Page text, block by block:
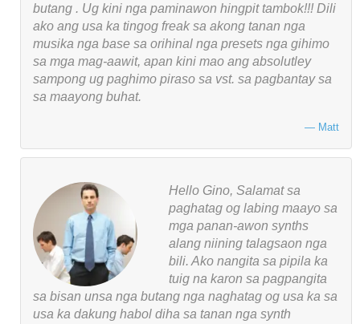
butang . Ug kini nga paminawon hingpit tambok!!! Dili
ako ang usa ka tingog freak sa akong tanan nga
musika nga base sa orihinal nga presets nga gihimo
sa mga mag-aawit, apan kini mao ang absolutley
sampong ug paghimo piraso sa vst. sa pagbantay sa
sa maayong buhat.
Matt
Hello Gino, Salamat sa
paghatag og labing maayo sa
mga panan-awon synths
alang niining talagsaon nga
bili. Ako nangita sa pipila ka
tuig na karon sa pagpangita
sa bisan unsa nga butang nga naghatag og usa ka sa
usa ka dakung habol diha sa tanan nga synth